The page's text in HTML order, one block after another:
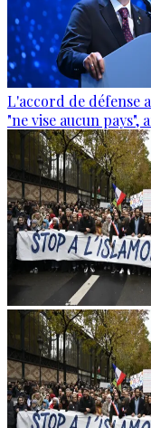
L'accord de défense
"ne vise aucun